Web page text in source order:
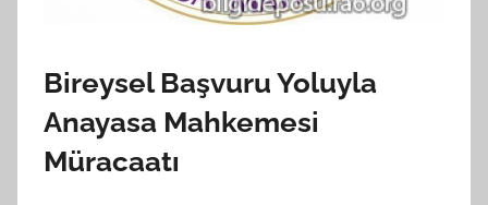
Bireysel Başvuru Yoluyla
Anayasa Mahkemesi
Müracaatı